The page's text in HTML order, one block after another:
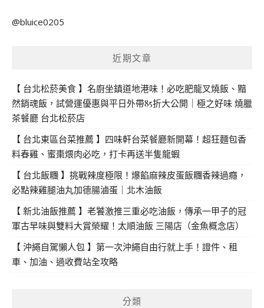
鍵
@bluice0205
近期文章
【 台北松菸美食 】名廚坐鎮道地港味！必吃肥龍叉燒飯、黯
然銷魂飯，試營運優惠與平日外帶85折大公開｜極之好味 燒臘
茶餐廳 台北松菸店
【 台北東區台菜推薦 】四味軒台菜餐廳新開幕！超狂麵包香
料春雞、蜜棗煨肉必吃，打卡再送半隻龍蝦
【 台北飯糰 】挑戰辣度極限！爆餡麻辣皮蛋飯糰香辣過癮，
必點辣雞腿油丸加德腸滷蛋｜北木油飯
【 新北油飯推薦 】老饕激推三重必吃油飯，傳承一甲子的冠
軍古早味與雙料大賞榮耀！太順油飯 三陽店（金魚概念店）
【 沖繩自駕懶人包 】第一次沖繩自由行就上手！證件、租
車、加油、過收費站全攻略
分類